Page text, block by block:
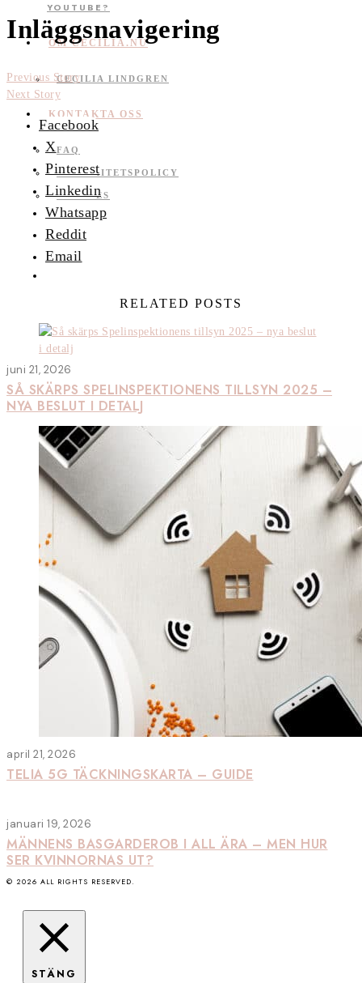
YOUTUBE?
OM CECILIA.NU
CECILIA LINDGREN
KONTAKTA OSS
FAQ
INTEGRITETSPOLICY
COOKIES
Inläggsnavigering
Previous Story
Next Story
Facebook
X
Pinterest
Linkedin
Whatsapp
Reddit
Email
RELATED POSTS
juni 21, 2026
SÅ SKÄRPS SPELINSPEKTIONENS TILLSYN 2025 –
NYA BESLUT I DETALJ
april 21, 2026
TELIA 5G TÄCKNINGSKARTA – GUIDE
januari 19, 2026
MÄNNENS BASGARDEROB I ALL ÄRA – MEN HUR
SER KVINNORNAS UT?
© 2026 ALL RIGHTS RESERVED.
STÄNG